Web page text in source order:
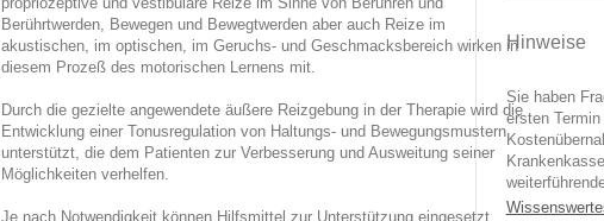
Berührtwerden, Bewegen und Bewegtwerden aber auch Reize im
akustischen, im optischen, im Geruchs- und Geschmacksbereich wirken in
diesem Prozeß des motorischen Lernens mit.
Durch die gezielte angewendete äußere Reizgebung in der Therapie wird die
Entwicklung einer Tonusregulation von Haltungs- und Bewegungsmustern
unterstützt, die dem Patienten zur Verbesserung und Ausweitung seiner
Möglichkeiten verhelfen.
Je nach Notwendigkeit können Hilfsmittel zur Unterstützung eingesetzt
Hinweise
Sie haben
ersten Termin